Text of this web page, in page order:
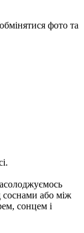
фото та
соснами або між
сонцем і